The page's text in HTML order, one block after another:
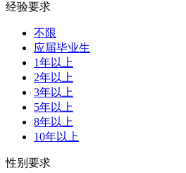
经验要求
不限
应届毕业生
1年以上
2年以上
3年以上
5年以上
8年以上
10年以上
性别要求